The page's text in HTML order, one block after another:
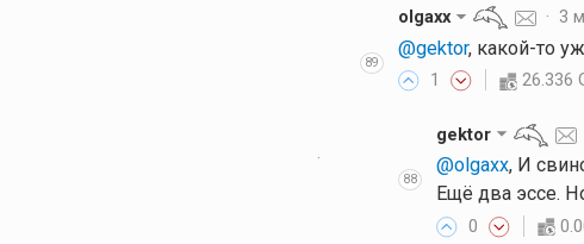
89
olgaxx · 3
@gektor, какой-то
1 26.336
·
88
gektor
@olgaxx, И
Ещё два эссе.
0